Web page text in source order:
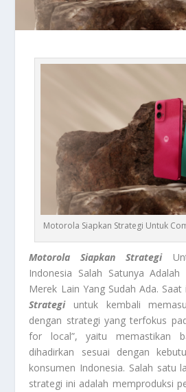
Motorola Siapkan Strategi Untuk
Motorola Siapkan Strategi
Indonesia Salah Satunya
Merek Lain Yang Sudah Ada.
Strategiuntuk kembali
dengan strategi yang terfokus
for local”, yaitu memastikan
dihadirkan sesuai dengan
konsumen Indonesia. Salah satu
strategi ini adalah memproduksi